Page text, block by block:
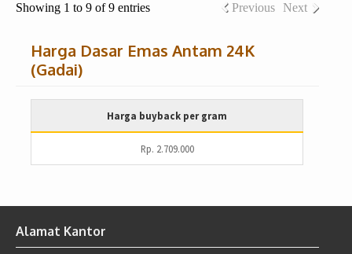
Showing 1 to 9 of 9 entries Previous Next
Harga Dasar Emas Antam 24K
(Gadai)
Harga buyback per gram
Rp. 2.709.000
Alamat Kantor